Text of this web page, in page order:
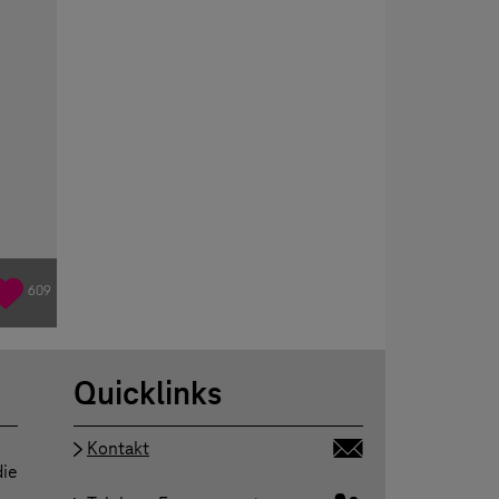
609
Quicklinks
Kontakt